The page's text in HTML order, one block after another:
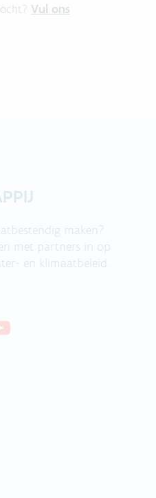
Vul ons
maken?
met partners in op
en klimaatbeleid.